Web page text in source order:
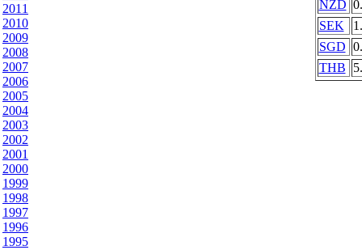
2011
2010
2009
2008
2007
2006
2005
2004
2003
2002
2001
2000
1999
1998
1997
1996
1995
NZD
SEK
SGD
THB